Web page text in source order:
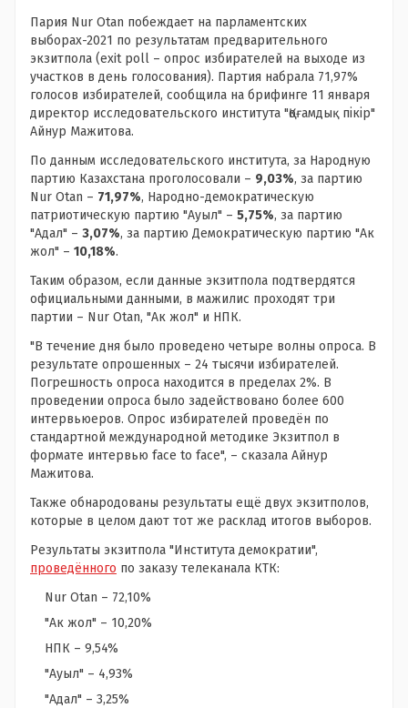
Пария Nur Otan побеждает на парламентских
выборах-2021 по результатам предварительного
экзитпола (exit poll – опрос избирателей на выходе из
участков в день голосования). Партия набрала 71,97%
голосов избирателей, сообщила на брифинге 11 января
директор исследовательского института "Қоғамдық пікір"
Айнур Мажитова.
По данным исследовательского института, за Народную
партию Казахстана проголосовали – 9,03%, за партию
Nur Otan – 71,97%, Народно-демократическую
патриотическую партию "Ауыл" – 5,75%, за партию
"Адал" – 3,07%, за партию Демократическую партию "Ак
жол" – 10,18%.
Таким образом, если данные экзитпола подтвердятся
официальными данными, в мажилис проходят три
партии – Nur Otan, "Ак жол" и НПК.
"В течение дня было проведено четыре волны опроса. В
результате опрошенных – 24 тысячи избирателей.
Погрешность опроса находится в пределах 2%. В
проведении опроса было задействовано более 600
интервьюеров. Опрос избирателей проведён по
стандартной международной методике Экзитпол в
формате интервью face to face", – сказала Айнур
Мажитова.
Также обнародованы результаты ещё двух экзитполов,
которые в целом дают тот же расклад итогов выборов.
Результаты экзитпола "Института демократии",
проведённого по заказу телеканала КТК:
Nur Otan – 72,10%
"Ак жол" – 10,20%
НПК – 9,54%
"Ауыл" – 4,93%
"Адал" – 3,25%